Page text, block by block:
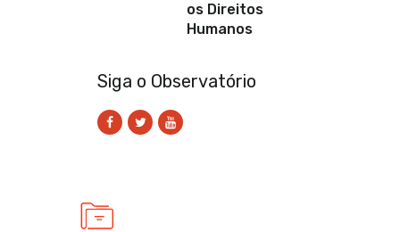
os Direitos
Humanos
Siga o Observatório